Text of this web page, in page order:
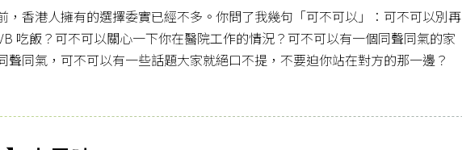
，香港人擁有的選擇委實已經不多。你問了我幾句「可不可以」：可不可以別再
吃飯？可不可以關心一下你在醫院工作的情況？可不可以有一個同聲同氣的家
聲同氣，可不可以有一些話題大家就絕口不提，不要迫你站在對方的那一邊？